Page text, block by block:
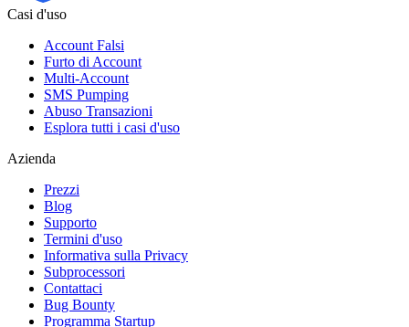
Casi d'uso
Account Falsi
Furto di Account
Multi-Account
SMS Pumping
Abuso Transazioni
Esplora tutti i casi d'uso
Azienda
Prezzi
Blog
Supporto
Termini d'uso
Informativa sulla Privacy
Subprocessori
Contattaci
Bug Bounty
Programma Startup